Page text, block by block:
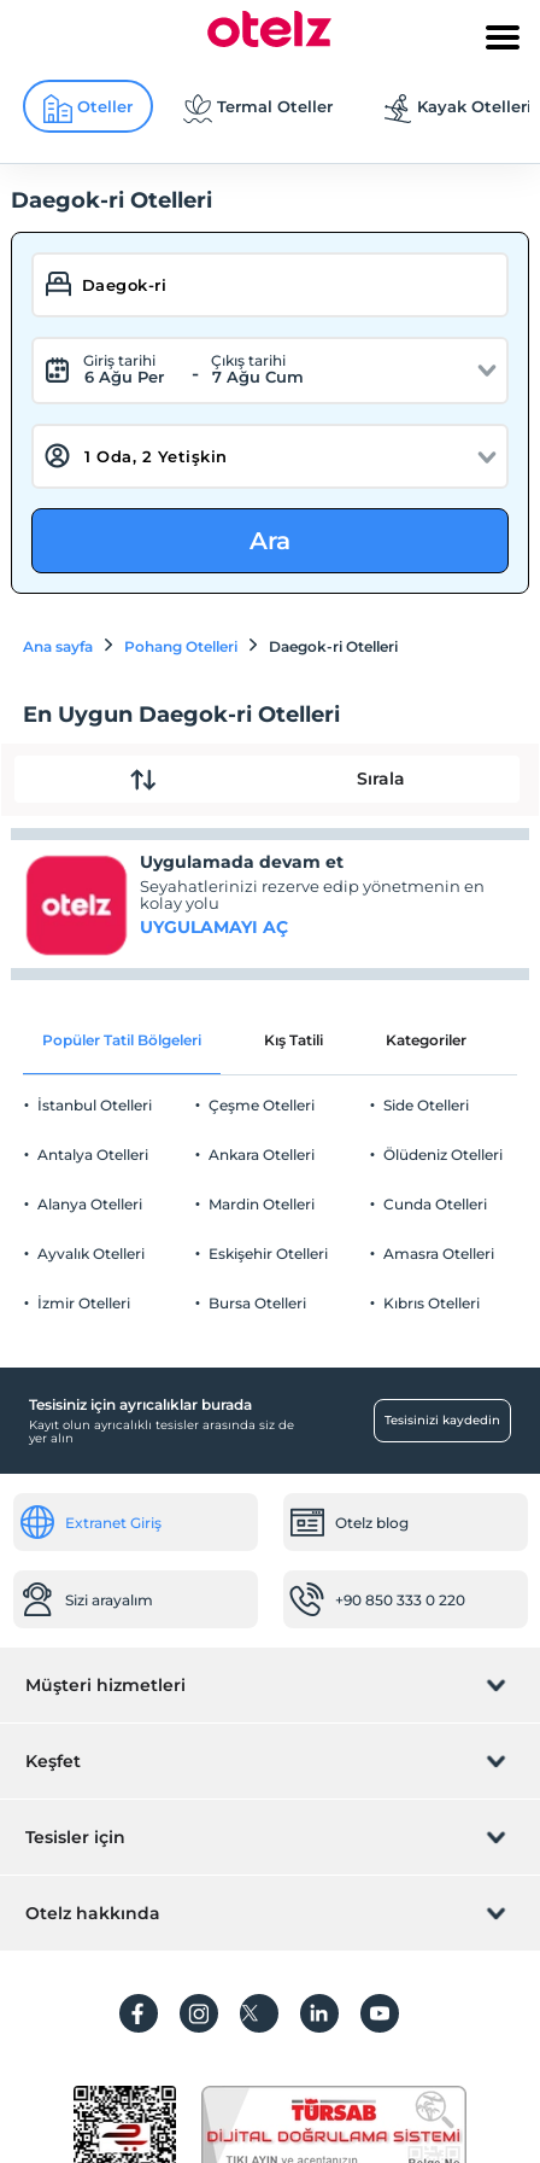
Oteller Termal Oteller Kayak Otelleri
Daegok-ri Otelleri
Giriş tarihi
6 Ağu Per -
Çıkış tarihi
7 Ağu Cum
Ara
Ana sayfa Pohang Otelleri Daegok-ri Otelleri
En Uygun Daegok-ri Otelleri
Sırala
Uygulamada devam et
Seyahatlerinizi rezerve edip yönetmenin en
kolay yolu
UYGULAMAYI AÇ
Popüler Tatil Bölgeleri Kış Tatili Kategoriler
İstanbul Otelleri
Antalya Otelleri
Alanya Otelleri
Ayvalık Otelleri
İzmir Otelleri
Çeşme Otelleri
Ankara Otelleri
Mardin Otelleri
Eskişehir Otelleri
Bursa Otelleri
Side Otelleri
Ölüdeniz Otelleri
Cunda Otelleri
Amasra Otelleri
Kıbrıs Otelleri
Tesisiniz için ayrıcalıklar burada
Kayıt olun ayrıcalıklı tesisler arasında siz de
yer alın
Tesisinizi kaydedin
Extranet Giriş Otelz blog
Sizi arayalım +90 850 333 0 220
Müşteri hizmetleri
Rezervasyon yönet
Sıkça sorulan sorular
İşlem rehberi
Keşfet
Hediye Kart
Hesap oluştur
Tesisler için
Hemen tesisinizi ekleyin
Otelz hakkında
Koşullar ve şartlar